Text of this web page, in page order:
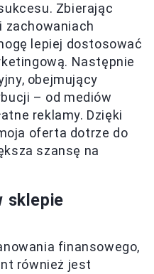
Zbierając
zachowaniach
lepiej dostosować
Następnie
obejmujący
– od mediów
reklamy. Dzięki
oferta dotrze do
szansę na
sklepie
finansowego,
również jest